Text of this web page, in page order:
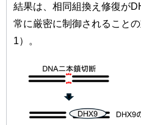
結果は、相同組換え修復が
常に厳密に制御されること
1）。